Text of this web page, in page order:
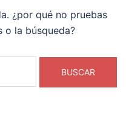
¿por qué no pruebas
o la búsqueda?